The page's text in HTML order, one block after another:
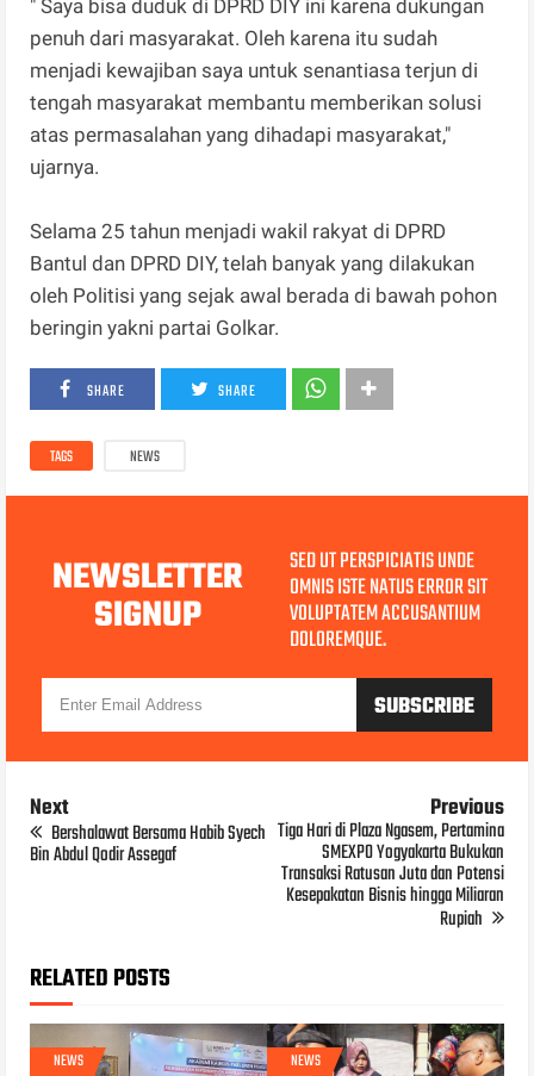
" Saya bisa duduk di DPRD DIY ini karena dukungan
penuh dari masyarakat. Oleh karena itu sudah
menjadi kewajiban saya untuk senantiasa terjun di
tengah masyarakat membantu memberikan solusi
atas permasalahan yang dihadapi masyarakat,"
ujarnya.
Selama 25 tahun menjadi wakil rakyat di DPRD
Bantul dan DPRD DIY, telah banyak yang dilakukan
oleh Politisi yang sejak awal berada di bawah pohon
beringin yakni partai Golkar.
SHARE SHARE
TAGS NEWS
NEWSLETTER
SIGNUP
SED UT PERSPICIATIS UNDE
OMNIS ISTE NATUS ERROR SIT
VOLUPTATEM ACCUSANTIUM
DOLOREMQUE.
Next
Bershalawat Bersama Habib Syech
Bin Abdul Qodir Assegaf
Previous
Tiga Hari di Plaza Ngasem, Pertamina
SMEXPO Yogyakarta Bukukan
Transaksi Ratusan Juta dan Potensi
Kesepakatan Bisnis hingga Miliaran
Rupiah
RELATED POSTS
NEWS NEWS